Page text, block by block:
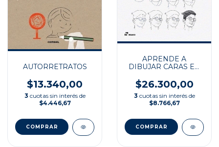
AUTORRETRATOS
$13.340,00
3 cuotas sin interés de
$4.446,67
APRENDE A
DIBUJAR CARAS EN
$26.300,00
3 cuotas sin interés de
$8.766,67